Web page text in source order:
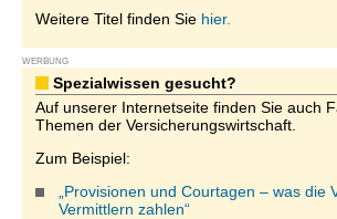
Weitere Titel finden Sie hier.
WERBUNG
Spezialwissen gesucht?
Auf unserer Internetseite finden Sie auch
Themen der Versicherungswirtschaft.
Zum Beispiel:
„Provisionen und Courtagen – was die
Vermittlern zahlen“